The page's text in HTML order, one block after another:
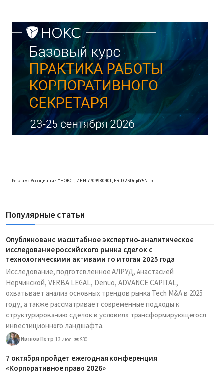
Реклама Ассоциации "НОКС", ИНН 7709980401, ERID:2SDnjdY5NTb
Популярные статьи
Опубликовано масштабное экспертно-аналитическое
исследование российского рынка сделок с
технологическими активами по итогам 2025 года
Исследование, подготовленное АЛРУД, Анастасией
Нерчинской, VERBA LEGAL, Denuo, ADVANCE CAPITAL,
охватывает анализ основных трендов рынка Tech M&A в 2025
году, а также рассматривает современные подходы к
структурированию сделок в условиях трансформирующегося
инвестиционного ландшафта.
Иванов Петр 13 июл 930
7 октября пройдет ежегодная конференция
«Корпоративное право 2026»